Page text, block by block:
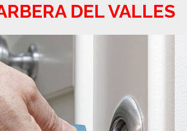
DEL VALLES